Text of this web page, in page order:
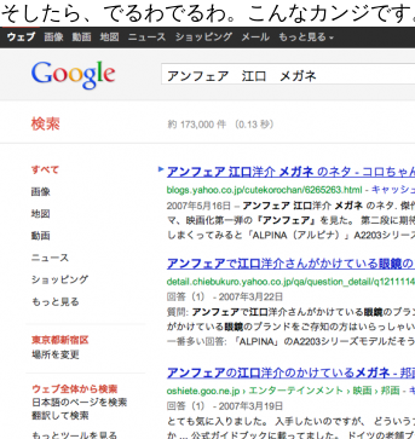
そしたら、でるわでるわ。こんなカンジです